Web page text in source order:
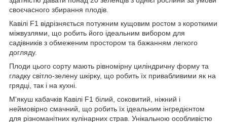
своєчасного збирання плодів.
Кавілі F1 відрізняється потужним кущовим ростом з короткими
міжвузлями, що робить його ідеальним вибором для
садівників з обмеженим простором та бажанням легкого
догляду.
Плоди цього сорту мають рівномірну циліндричну форму та
гладку світло-зелену шкірку, що робить їх привабливими як на
грядці, так і на кухні.
М'якуш кабачків Кавілі F1 білий, соковитий, ніжний і
неймовірно смачний, що робить їх ідеальним інгредієнтом
для різноманітних кулінарних страв. Унікальною особливістю